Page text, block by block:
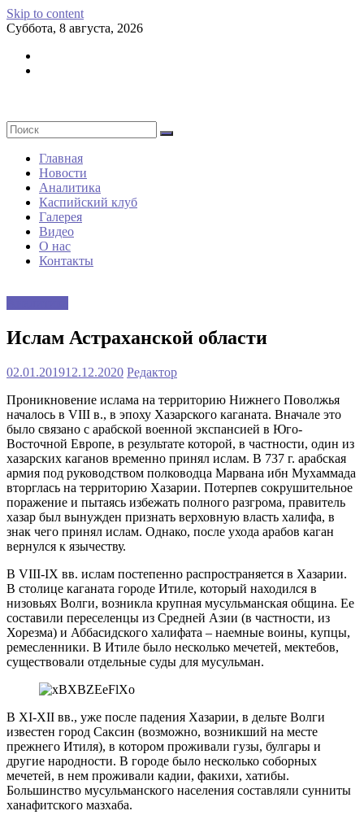
Skip to content
Суббота, 8 августа, 2026
Главная
Новости
Аналитика
Каспийский клуб
Галерея
Видео
О нас
Контакты
Ислам Астраханской области
02.01.201912.12.2020 Редактор
Проникновение ислама на территорию Нижнего Поволжья
началось в VIII в., в эпоху Хазарского каганата. Вначале это
было связано с арабской военной экспансией в Юго-
Восточной Европе, в результате которой, в частности, один из
хазарских каганов временно принял ислам. В 737 г. арабская
армия под руководством полководца Марвана ибн Мухаммада
вторглась на территорию Хазарии. Потерпев сокрушительное
поражение и пытаясь избежать полного разгрома, правитель
хазар был вынужден признать верховную власть халифа, в
знак чего принял ислам. Однако, после ухода арабов каган
вернулся к язычеству.
В VIII-IX вв. ислам постепенно распространяется в Хазарии.
В столице каганата городе Итиле, который находился в
низовьях Волги, возникла крупная мусульманская община. Ее
составили переселенцы из Средней Азии (в частности, из
Хорезма) и Аббасидского халифата – наемные воины, купцы,
ремесленники. В Итиле было несколько мечетей, мектебов,
существовали отдельные суды для мусульман.
В XI-XII вв., уже после падения Хазарии, в дельте Волги
известен город Саксин (возможно, возникший на месте
прежнего Итиля), в котором проживали гузы, булгары и
другие народности. В городе было несколько соборных
мечетей, в нем проживали кадии, факихи, хатибы.
Большинство мусульманского населения составляли сунниты
ханафитского мазхаба.